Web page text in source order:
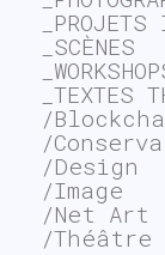
_PROJETS
_SCÈNES
_TEXTES
/
/
/Design
/Image
/Net Art
/Théâtre